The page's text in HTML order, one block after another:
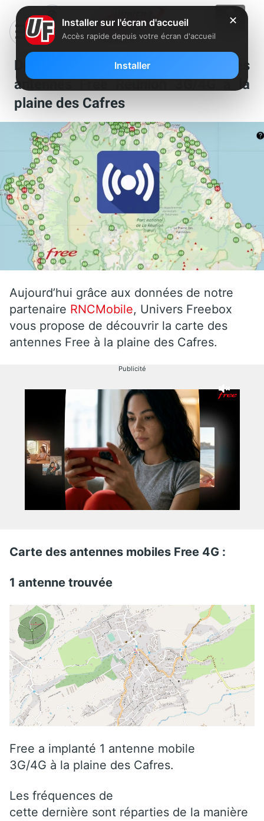
Découvrez la répartition des
antennes Free Réunion 3G/4G à la
plaine des Cafres
Aujourd’hui grâce aux données de notre
partenaire RNCMobile, Univers Freebox
vous propose de découvrir la carte des
antennes Free à la plaine des Cafres.
Publicité
Carte des antennes mobiles Free 4G :
1 antenne trouvée
Free a implanté 1 antenne mobile
3G/4G à la plaine des Cafres.
Les fréquences de
cette dernière sont réparties de la manière
✕
Installer sur l'écran d'accueil
Accès rapide depuis votre écran d'accueil
Installer